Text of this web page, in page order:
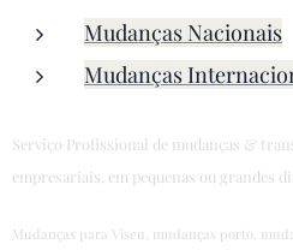
Mudanças Nacionais
Mudanças
Serviço Profissional de mudanças &
empresariais, em pequenas ou grandes
Mudanças para Viseu, mudanças porto,